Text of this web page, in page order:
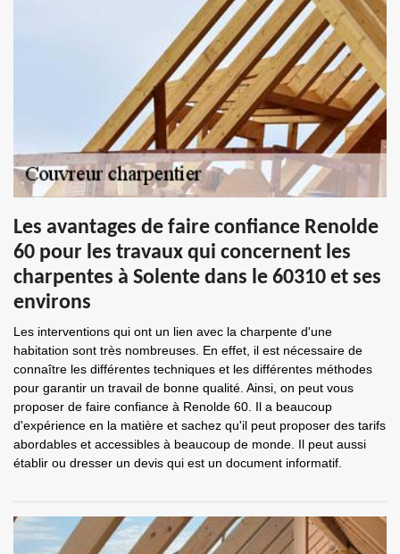
Les avantages de faire confiance Renolde
60 pour les travaux qui concernent les
charpentes à Solente dans le 60310 et ses
environs
Les interventions qui ont un lien avec la charpente d'une
habitation sont très nombreuses. En effet, il est nécessaire de
connaître les différentes techniques et les différentes méthodes
pour garantir un travail de bonne qualité. Ainsi, on peut vous
proposer de faire confiance à Renolde 60. Il a beaucoup
d'expérience en la matière et sachez qu'il peut proposer des tarifs
abordables et accessibles à beaucoup de monde. Il peut aussi
établir ou dresser un devis qui est un document informatif.